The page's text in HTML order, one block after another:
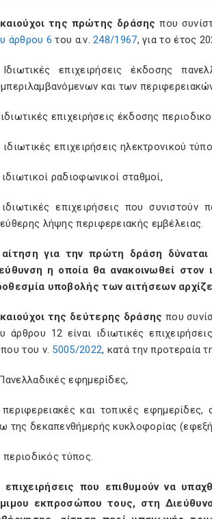
της πρώτης δράσης που
άρθρου 6 του α.ν.248/1967, για το έτος
Ιδιωτικές επιχειρήσεις έκδοσης
και των
ιδιωτικές επιχειρήσεις έκδοσης
ιδιωτικές επιχειρήσεις ηλεκτρονικού
ιδιωτικοί ραδιοφωνικοί σταθμοί,
ιδιωτικές επιχειρήσεις που συνιστούν
λήψης περιφερειακής εμβέλειας.
για την πρώτη δράση
η οποία θα ανακοινωθεί
υποβολής των αιτήσεων
της δεύτερης δράσης που
άρθρου 12 είναι ιδιωτικές
του ν. 5005/2022, κατά την προτεραία
εφημερίδες,
περιφερειακές και τοπικές
της δεκαπενθήμερής κυκλοφορίας
περιοδικός τύπος.
επιχειρήσεις που επιθυμούν να
εκπροσώπου τους, στη